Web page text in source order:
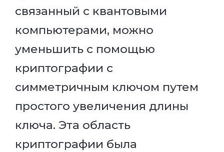
связанный с квантовыми
компьютерами, можно
уменьшить с помощью
криптографии с
симметричным ключом путем
простого увеличения длины
ключа. Эта область
криптографии была